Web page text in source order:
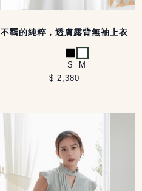
不羈的純粹，透膚露背無袖上衣
黑 白
S
M
$ 2,380